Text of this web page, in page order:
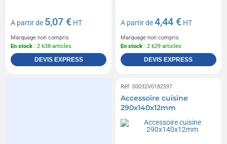
A partir de 5,07 € HT
Marquage non compris
En stock : 2 638 articles
DEVIS EXPRESS
A partir de4,44 € HT
Marquage non compris
En stock : 2 629 articles
DEVIS EXPRESS
Réf. 00032V0182597
Accessoire cuisine
290x140x12mm